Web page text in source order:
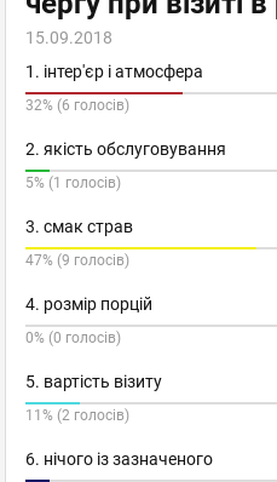
15.09.2018
1. інтер'єр і атмосфера
32% (6 голосів)
2. якість обслуговування
5% (1 голосів)
3. смак страв
47% (9 голосів)
4. розмір порцій
0% (0 голосів)
5. вартість візиту
11% (2 голосів)
6. нічого із зазначеного